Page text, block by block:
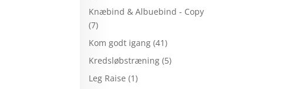
Knæbind & Albuebind - Copy
(7)
Kom godt igang (41)
Kredsløbstræning (5)
Leg Raise (1)